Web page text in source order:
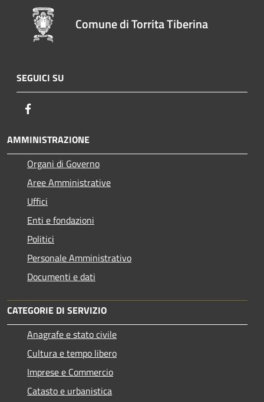
Comune di Torrita Tiberina
SEGUICI SU
AMMINISTRAZIONE
Organi di Governo
Aree Amministrative
Uffici
Enti e fondazioni
Politici
Personale Amministrativo
Documenti e dati
CATEGORIE DI SERVIZIO
Anagrafe e stato civile
Cultura e tempo libero
Imprese e Commercio
Catasto e urbanistica